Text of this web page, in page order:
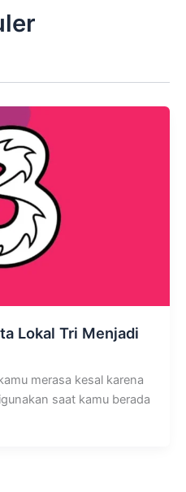
Lokal Tri Menjadi
merasa kesal karena
saat kamu berada